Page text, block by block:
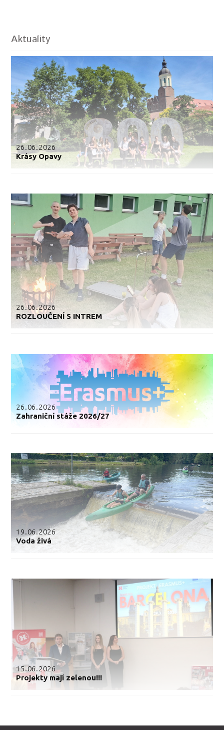
Aktuality
26.06.2026
Krásy Opavy
26.06.2026
ROZLOUČENÍ S INTREM
26.06.2026
Zahraniční stáže 2026/27
19.06.2026
Voda živá
15.06.2026
Projekty mají zelenou!!!